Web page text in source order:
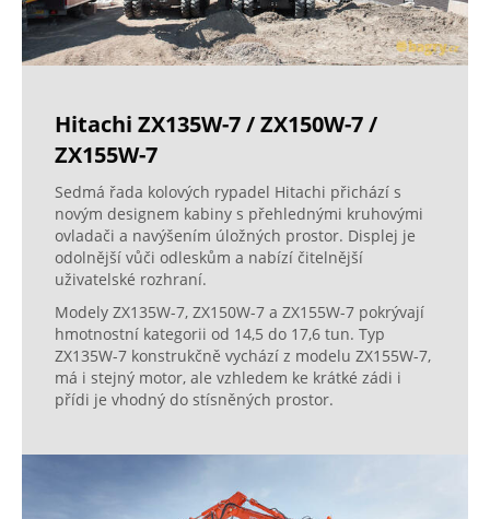
Hitachi ZX135W-7 / ZX150W-7 /
ZX155W-7
Sedmá řada kolových rypadel Hitachi přichází s
novým designem kabiny s přehlednými kruhovými
ovladači a navýšením úložných prostor. Displej je
odolnější vůči odleskům a nabízí čitelnější
uživatelské rozhraní.
Modely ZX135W-7, ZX150W-7 a ZX155W-7 pokrývají
hmotnostní kategorii od 14,5 do 17,6 tun. Typ
ZX135W-7 konstrukčně vychází z modelu ZX155W-7,
má i stejný motor, ale vzhledem ke krátké zádi i
přídi je vhodný do stísněných prostor.